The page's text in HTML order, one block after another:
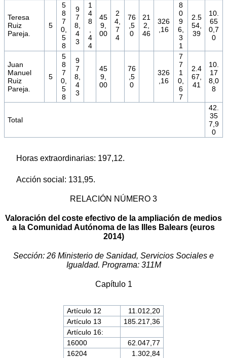
Teresa
Ruiz
Pareja.
5
5
8
7
0,
5
8
9
7
8,
4
3
1
4
8
4
4
45
9,
00
2
4,
7
4
76
,5
0
21
2,
46
326
,16
8
0
9
6,
3
1
2.5
54,
39
10.
65
0,7
0
Juan
Manuel
Ruiz
Pareja.
5
5
8
7
0,
5
8
9
7
8,
4
3
45
9,
00
76
,5
0
326
,16
7
7
1
0,
6
7
2.4
67,
41
10.
17
8,0
8
Total
42.
35
7,9
0
Horas extraordinarias: 197,12.
Acción social: 131,95.
RELACIÓN NÚMERO 3
Valoración del coste efectivo de la ampliación de medios
a la Comunidad Autónoma de las Illes Balears (euros
2014)
Sección: 26 Ministerio de Sanidad, Servicios Sociales e
Igualdad. Programa: 311M
Capítulo 1
Artículo 12
11.012,20
Artículo 13
185.217,36
Artículo 16:
16000
62.047,77
16204
1.302,84